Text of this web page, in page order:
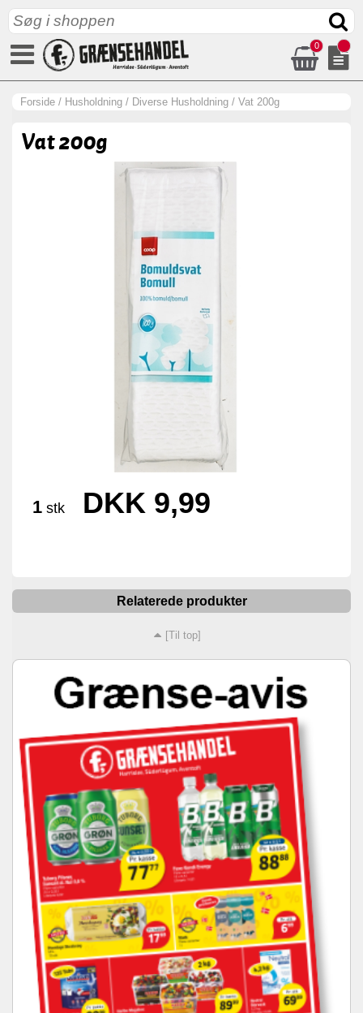
0
Forside / Husholdning / Diverse Husholdning / Vat 200g
Vat 200g
1 stk DKK 9,99
Relaterede produkter
[Til top]